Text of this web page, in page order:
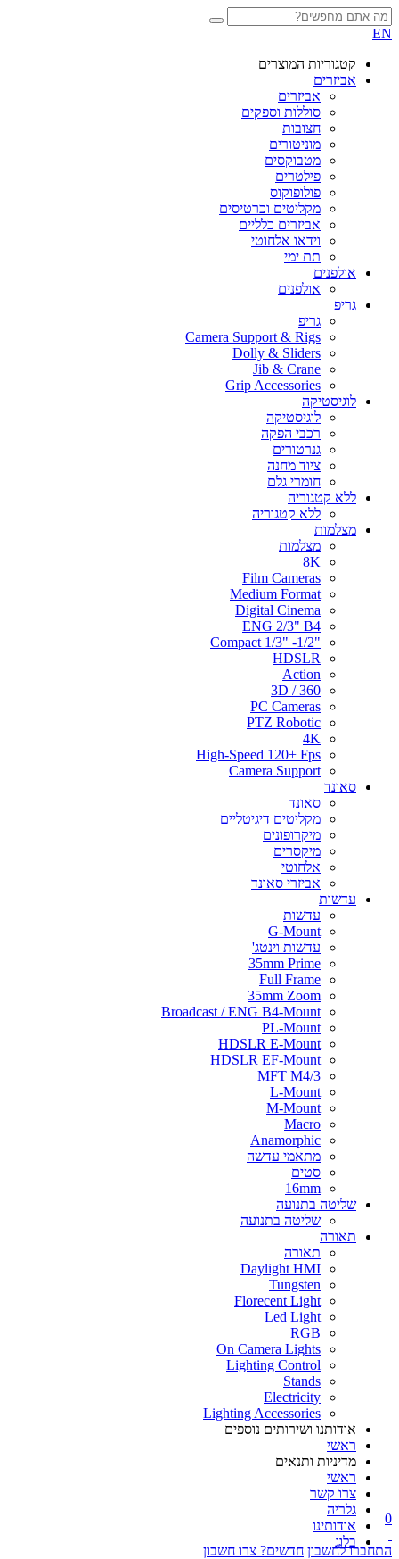
EN
קטגוריות המוצרים
אביזרים
אביזרים
סוללות וספקים
חצובות
מוניטורים
מטבוקסים
פילטרים
פולופוקוס
מקליטים וכרטיסים
אביזרים כלליים
וידאו אלחוטי
תת ימי
אולפנים
אולפנים
גריפ
גריפ
Camera Support & Rigs
Dolly & Sliders
Jib & Crane
Grip Accessories
לוגיסטיקה
לוגיסטיקה
רכבי הפקה
גנרטורים
ציוד מחנה
חומרי גלם
ללא קטגוריה
ללא קטגוריה
מצלמות
מצלמות
8K
Film Cameras
Medium Format
Digital Cinema
ENG 2/3" B4
"Compact 1/3" -1/2
HDSLR
Action
3D / 360
PC Cameras
PTZ Robotic
4K
High-Speed 120+ Fps
Camera Support
סאונד
סאונד
מקליטים דיגיטליים
מיקרופונים
מיקסרים
אלחוטי
אביזרי סאונד
עדשות
עדשות
G-Mount
עדשות וינטג'
35mm Prime
Full Frame
35mm Zoom
Broadcast / ENG B4-Mount
PL-Mount
HDSLR E-Mount
HDSLR EF-Mount
MFT M4/3
L-Mount
M-Mount
Macro
Anamorphic
מתאמי עדשה
סטים
16mm
שליטה בתנועה
שליטה בתנועה
תאורה
תאורה
Daylight HMI
Tungsten
Florecent Light
Led Light
RGB
On Camera Lights
Lighting Control
Stands
Electricity
Lighting Accessories
אודותנו ושירותים נוספים
ראשי
מדיניות ותנאים
ראשי
צרו קשר
גלריה
אודותינו
בלוג
0
התחברו לחשבון חדשים? צרו חשבון